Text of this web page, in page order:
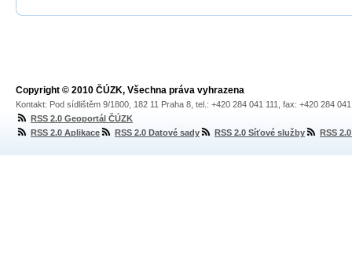
Copyright © 2010 ČÚZK, Všechna práva vyhrazena
Kontakt: Pod sídlištěm 9/1800, 182 11 Praha 8, tel.: +420 284 041 111, fax: +420 284
RSS 2.0 Geoportál ČÚZK
RSS 2.0 Aplikace
RSS 2.0 Datové sady RSS 2.0 Síťové služby RSS